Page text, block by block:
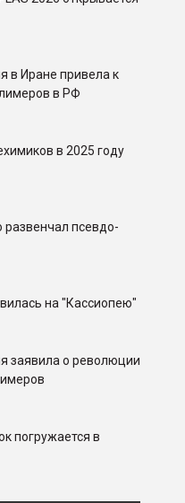
в Иране привела к
в РФ
в 2025 году
псевдо-
на "Кассиопею"
заявила о революции
погружается в